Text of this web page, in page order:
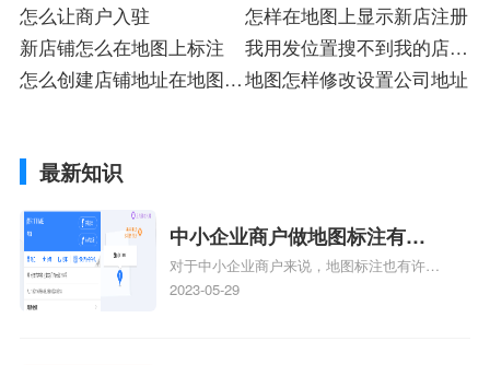
驻
怎么让商户入驻
怎样在地图上显示新店注册
新店铺怎么在地图上标注
我用发位置搜不到我的店位
置
怎么创建店铺地址在地图上地图怎样修改设置公司地址
最新知识
中小企业商户做地图标注有什
么好处
对于中小企业商户来说，地图标注也有许多
好处，包括：提高可见性和曝光率：通过在
2023-05-29